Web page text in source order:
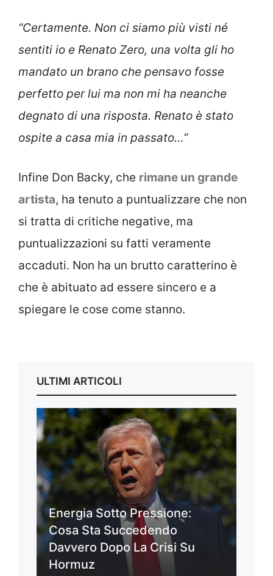
“Certamente. Non ci siamo più visti né
sentiti io e Renato Zero, una volta gli ho
mandato un brano che pensavo fosse
perfetto per lui ma non mi ha neanche
degnato di una risposta. Renato è stato
ospite a casa mia in passato…”
Infine Don Backy, che rimane un grande
artista, ha tenuto a puntualizzare che non
si tratta di critiche negative, ma
puntualizzazioni su fatti veramente
accaduti. Non ha un brutto caratterino è
che è abituato ad essere sincero e a
spiegare le cose come stanno.
ULTIMI ARTICOLI
Energia Sotto Pressione:
Cosa Sta Succedendo
Davvero Dopo La Crisi Su
Hormuz